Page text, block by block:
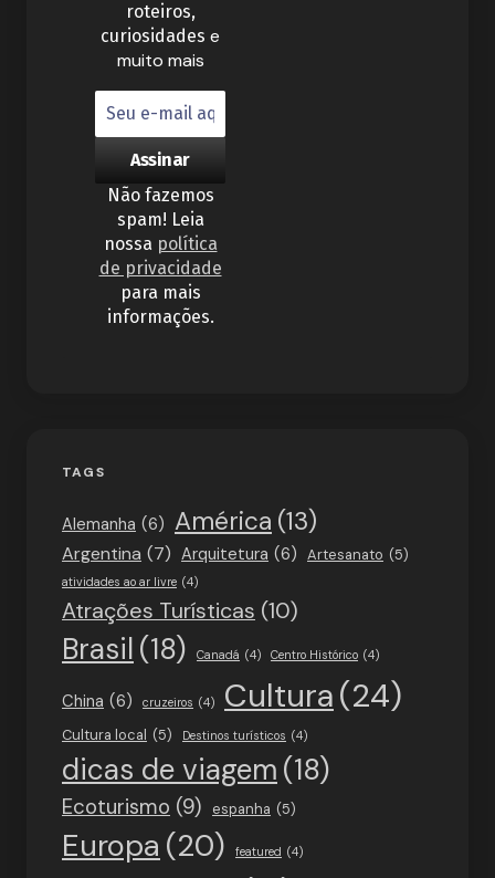
roteiros,
curiosidades e
muito mais
Não fazemos
spam! Leia
nossa política
de privacidade
para mais
informações.
TAGS
Alemanha (6) América (13)
Argentina (7) Arquitetura (6) Artesanato (5)
atividades ao ar livre (4)
Atrações Turísticas (10)
Brasil (18) Canadá (4) Centro Histórico (4)
China (6) cruzeiros (4) Cultura(24)
Cultura local (5) Destinos turísticos (4)
dicas de viagem (18)
Ecoturismo (9) espanha (5)
Europa (20) featured (4)